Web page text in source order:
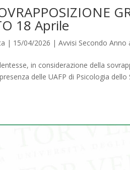
18 Aprile
| 15/04/2026 |Avvisi Secondo Anno
in considerazione della
delle UAFP di Psicologia